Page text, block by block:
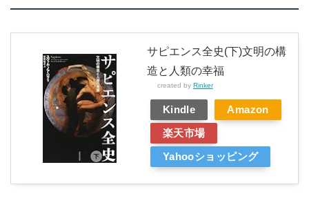
サピエンス全史(下)文明の構
造と人類の幸福
created by Rinker
Kindle Amazon
楽天市場
Yahooショッピング